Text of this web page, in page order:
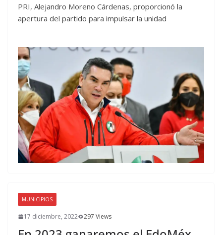
PRI, Alejandro Moreno Cárdenas, proporcionó la
apertura del partido para impulsar la unidad
MUNICIPIOS
17 diciembre, 2022 297 Views